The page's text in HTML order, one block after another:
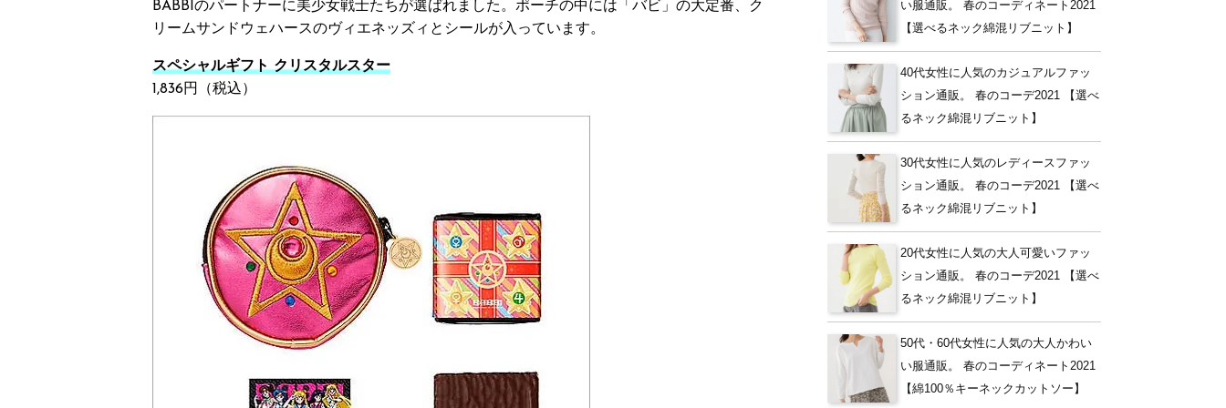
BABBIのパートナーに美少女戦士たちが選ばれました。ポーチの中には「バビ」の大定番、ク
リームサンドウェハースのヴィエネッズィとシールが入っています。
スペシャルギフト クリスタルスター
1,836円（税込）
い服通販。 春のコーディネート2021
【選べるネック綿混リブニット】
40代女性に人気のカジュアルファッ
ション通販。 春のコーデ2021 【選べ
るネック綿混リブニット】
30代女性に人気のレディースファッ
ション通販。 春のコーデ2021 【選べ
るネック綿混リブニット】
20代女性に人気の大人可愛いファッ
ション通販。 春のコーデ2021 【選べ
るネック綿混リブニット】
50代・60代女性に人気の大人かわい
い服通販。 春のコーディネート2021
【綿100％キーネックカットソー】